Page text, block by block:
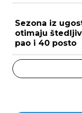
Sezona iz
otimaju
pao i 40 posto